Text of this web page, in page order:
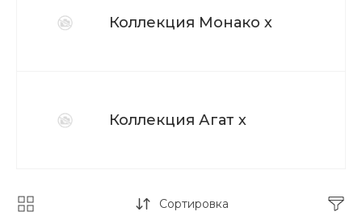
Коллекция Монако х
Коллекция Агат х
Сортировка